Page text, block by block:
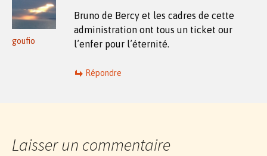
goufio
Bruno de Bercy et les cadres de cette
administration ont tous un ticket our
l’enfer pour l’éternité.
Répondre
Laisser un commentaire